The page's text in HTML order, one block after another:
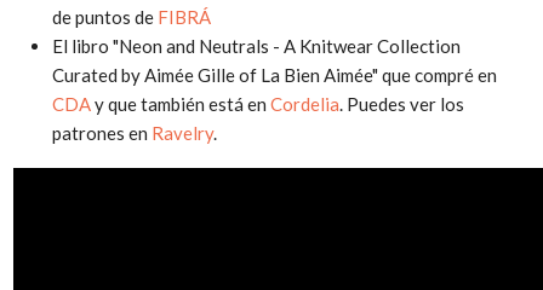
de puntos de FIBRÁ
El libro "Neon and Neutrals - A Knitwear Collection
Curated by Aimée Gille of La Bien Aimée" que compré en
CDAy que también está enCordelia. Puedes ver los
patrones en Ravelry.